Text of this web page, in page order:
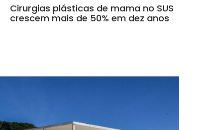
Cirurgias plásticas de mama no SUS
crescem mais de 50% em dez anos